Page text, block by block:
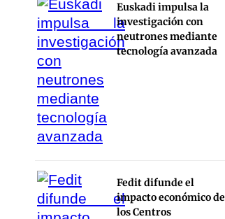
Euskadi impulsa la
investigación con
neutrones mediante
tecnología avanzada
Fedit difunde el
impacto económico de
los Centros